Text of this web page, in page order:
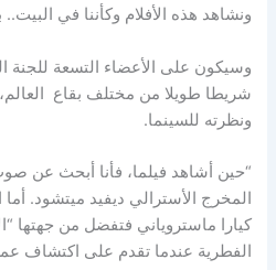
ونشاهد هذه الأفلام وكأننا في
شريطا طويلا من مختلف بقاع
ونظرته للسينما.
“حين أشاهد فيلما، فأنا أبحث عن
المخرج الأسترالي ديفيد ميتشود. أما
كيارا ماستروياني فتفضل من جهتها
الفطرية عندما تقدم على اكتشاف